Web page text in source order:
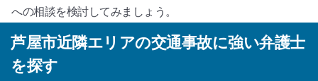
への相談を検討してみましょう。
芦屋市近隣エリアの交通事故に強い弁護士
を探す